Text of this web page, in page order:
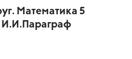
Математика 5
И.И.Параграф